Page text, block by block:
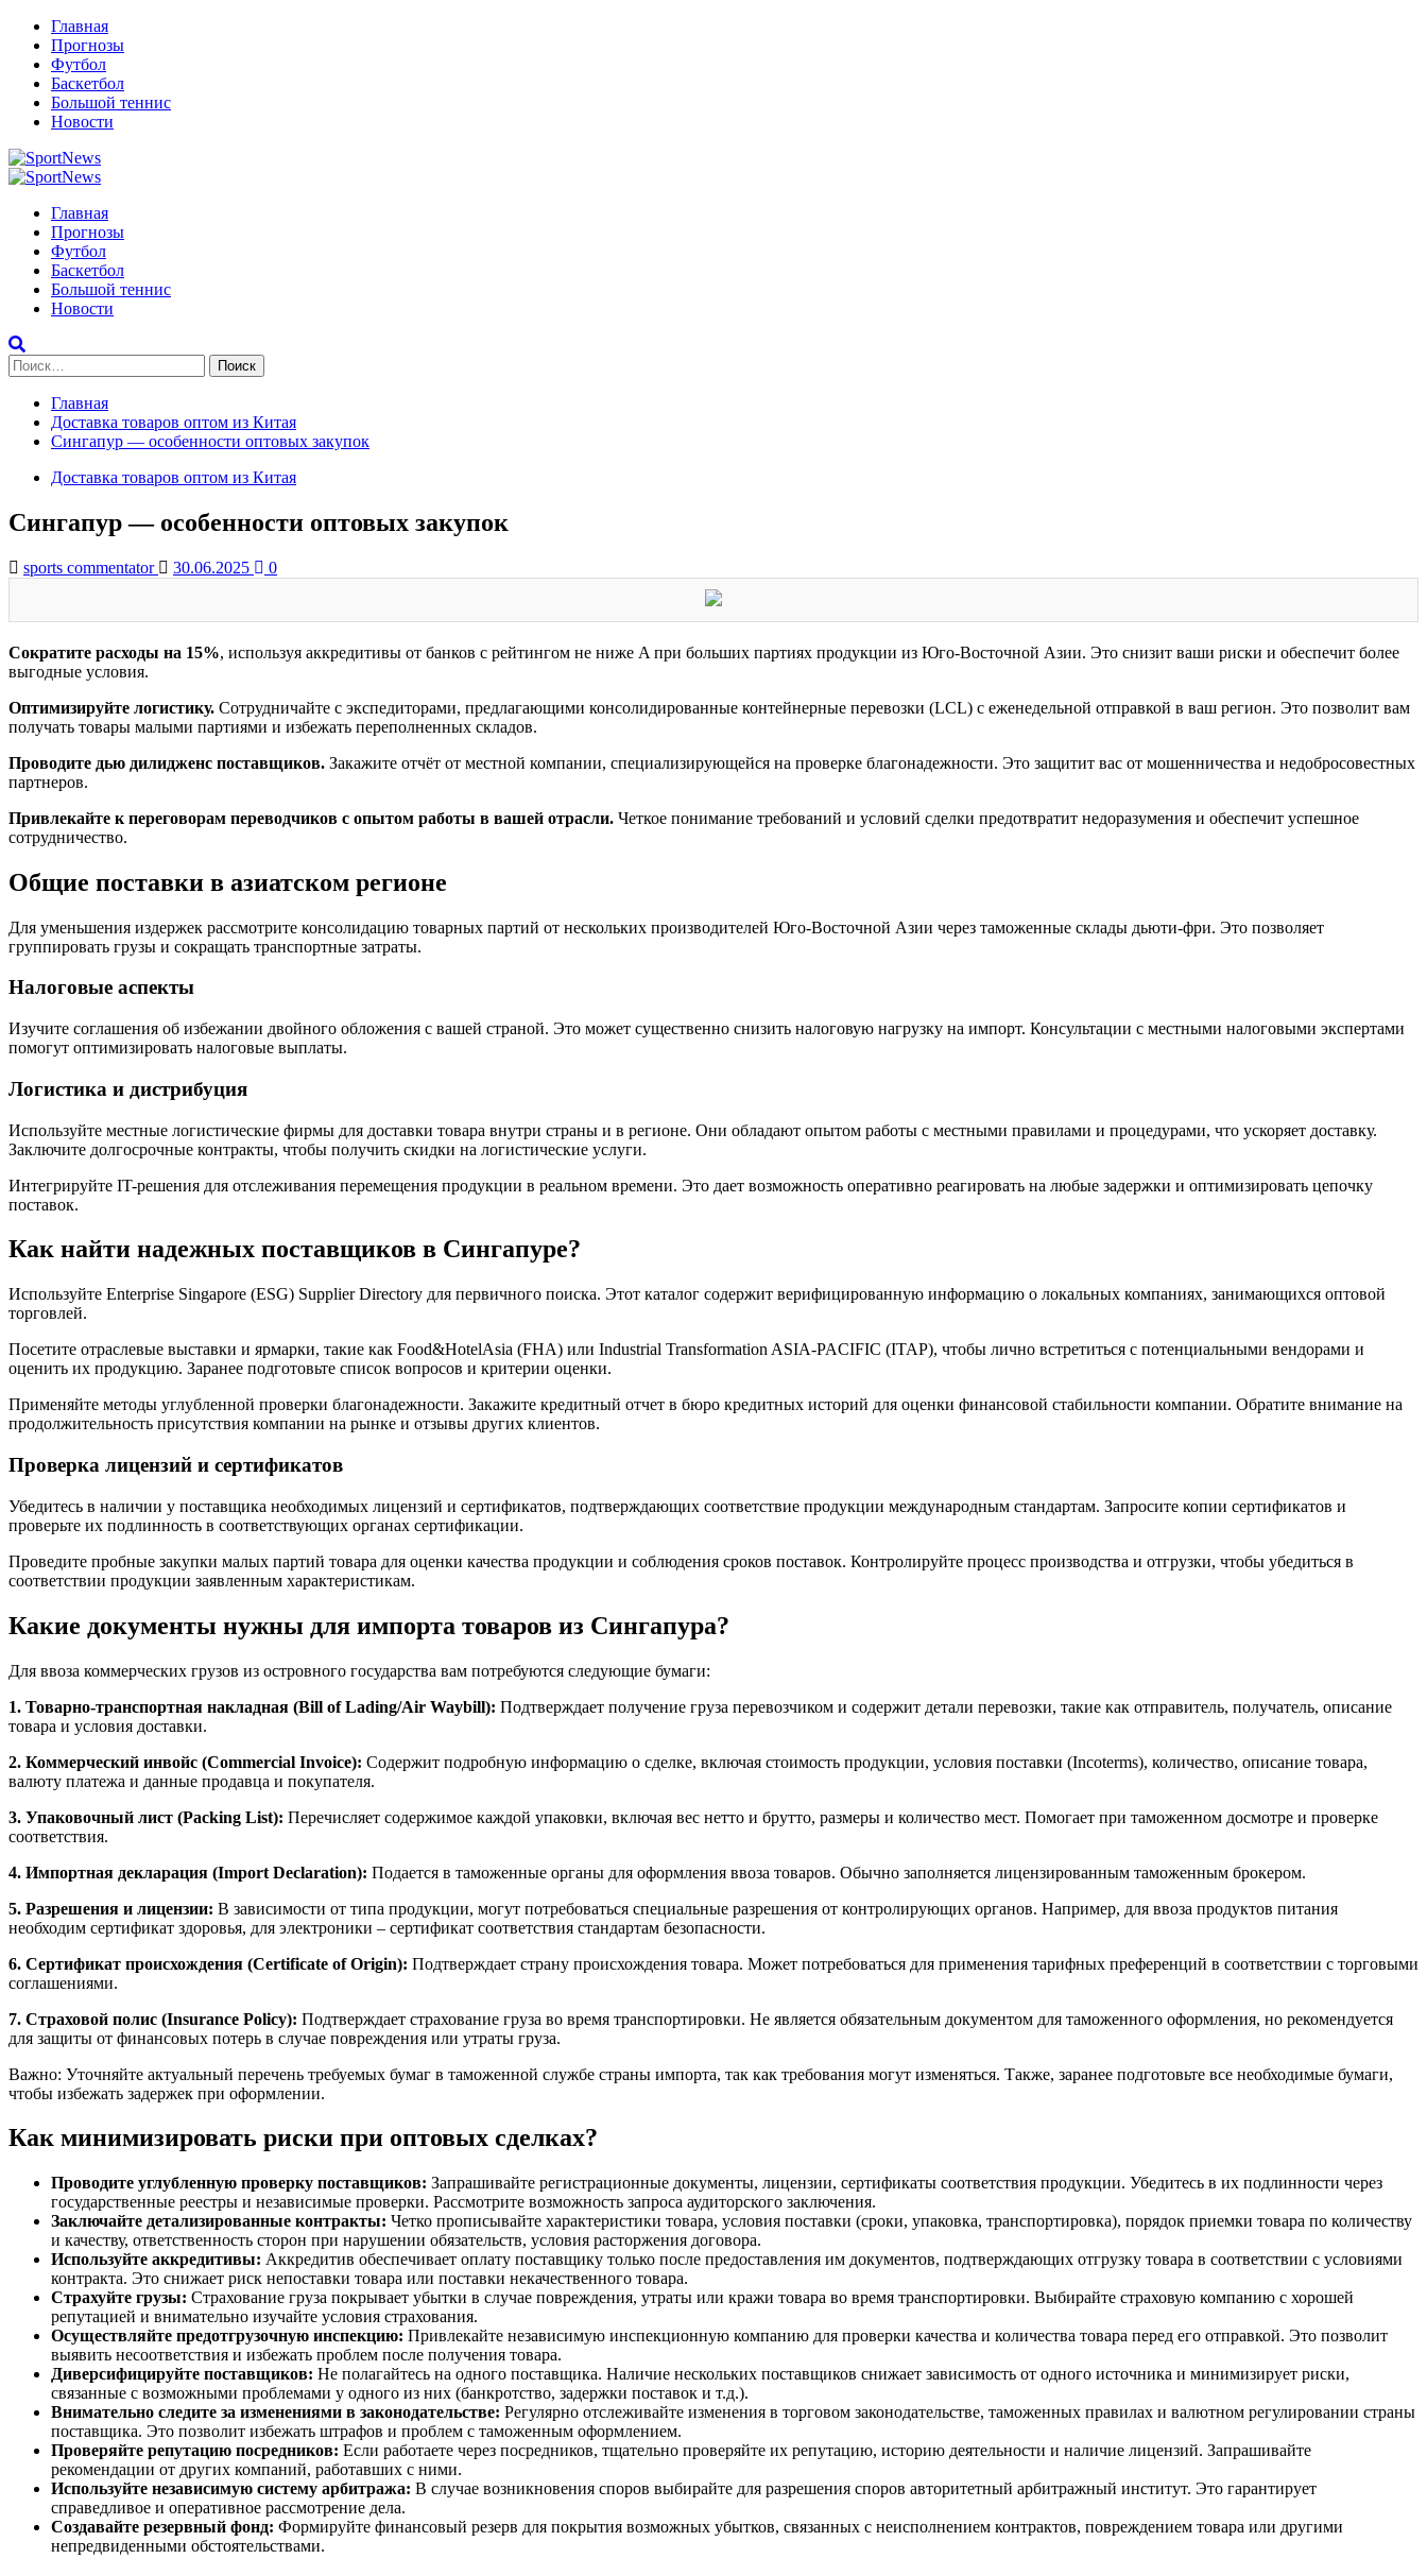
Перейти
содержимому
Главная
Прогнозы
Футбол
Баскетбол
Большой теннис
Новости
Primary
Главная
Прогнозы
Футбол
Баскетбол
Большой теннис
Новости
Найти:
Главная
Доставка товаров оптом из Китая
Сингапур — особенности оптовых закупок
Доставка товаров оптом из Китая
Сингапур — особенности оптовых закупок
sports commentator 30.06.2025 0
Сократите расходы на 15%, используя аккредитивы от банков с рейтингом не ниже A при больших партиях продукции из Юго-Восточной Азии. Это снизит ваши риски и обеспечит более
выгодные условия.
Оптимизируйте логистику. Сотрудничайте с экспедиторами, предлагающими консолидированные контейнерные перевозки (LCL) с еженедельной отправкой в ваш регион. Это позволит вам
получать товары малыми партиями и избежать переполненных складов.
Проводите дью дилидженс поставщиков. Закажите отчёт от местной компании, специализирующейся на проверке благонадежности. Это защитит вас от мошенничества и недобросовестных
партнеров.
Привлекайте к переговорам переводчиков с опытом работы в вашей отрасли. Четкое понимание требований и условий сделки предотвратит недоразумения и обеспечит успешное
сотрудничество.
Общие поставки в азиатском регионе
Для уменьшения издержек рассмотрите консолидацию товарных партий от нескольких производителей Юго-Восточной Азии через таможенные склады дьюти-фри. Это позволяет
группировать грузы и сокращать транспортные затраты.
Налоговые аспекты
Изучите соглашения об избежании двойного обложения с вашей страной. Это может существенно снизить налоговую нагрузку на импорт. Консультации с местными налоговыми экспертами
помогут оптимизировать налоговые выплаты.
Логистика и дистрибуция
Используйте местные логистические фирмы для доставки товара внутри страны и в регионе. Они обладают опытом работы с местными правилами и процедурами, что ускоряет доставку.
Заключите долгосрочные контракты, чтобы получить скидки на логистические услуги.
Интегрируйте IT-решения для отслеживания перемещения продукции в реальном времени. Это дает возможность оперативно реагировать на любые задержки и оптимизировать цепочку
поставок.
Как найти надежных поставщиков в Сингапуре?
Используйте Enterprise Singapore (ESG) Supplier Directory для первичного поиска. Этот каталог содержит верифицированную информацию о локальных компаниях, занимающихся оптовой
торговлей.
Посетите отраслевые выставки и ярмарки, такие как Food&HotelAsia (FHA) или Industrial Transformation ASIA-PACIFIC (ITAP), чтобы лично встретиться с потенциальными вендорами и
оценить их продукцию. Заранее подготовьте список вопросов и критерии оценки.
Применяйте методы углубленной проверки благонадежности. Закажите кредитный отчет в бюро кредитных историй для оценки финансовой стабильности компании. Обратите внимание на
продолжительность присутствия компании на рынке и отзывы других клиентов.
Проверка лицензий и сертификатов
Убедитесь в наличии у поставщика необходимых лицензий и сертификатов, подтверждающих соответствие продукции международным стандартам. Запросите копии сертификатов и
проверьте их подлинность в соответствующих органах сертификации.
Проведите пробные закупки малых партий товара для оценки качества продукции и соблюдения сроков поставок. Контролируйте процесс производства и отгрузки, чтобы убедиться в
соответствии продукции заявленным характеристикам.
Какие документы нужны для импорта товаров из Сингапура?
Для ввоза коммерческих грузов из островного государства вам потребуются следующие бумаги:
1. Товарно-транспортная накладная (Bill of Lading/Air Waybill): Подтверждает получение груза перевозчиком и содержит детали перевозки, такие как отправитель, получатель, описание
товара и условия доставки.
2. Коммерческий инвойс (Commercial Invoice): Содержит подробную информацию о сделке, включая стоимость продукции, условия поставки (Incoterms), количество, описание товара,
валюту платежа и данные продавца и покупателя.
3. Упаковочный лист (Packing List): Перечисляет содержимое каждой упаковки, включая вес нетто и брутто, размеры и количество мест. Помогает при таможенном досмотре и проверке
соответствия.
4. Импортная декларация (Import Declaration): Подается в таможенные органы для оформления ввоза товаров. Обычно заполняется лицензированным таможенным брокером.
5. Разрешения и лицензии: В зависимости от типа продукции, могут потребоваться специальные разрешения от контролирующих органов. Например, для ввоза продуктов питания
необходим сертификат здоровья, для электроники – сертификат соответствия стандартам безопасности.
6. Сертификат происхождения (Certificate of Origin): Подтверждает страну происхождения товара. Может потребоваться для применения тарифных преференций в соответствии с торговыми
соглашениями.
7. Страховой полис (Insurance Policy): Подтверждает страхование груза во время транспортировки. Не является обязательным документом для таможенного оформления, но рекомендуется
для защиты от финансовых потерь в случае повреждения или утраты груза.
Важно: Уточняйте актуальный перечень требуемых бумаг в таможенной службе страны импорта, так как требования могут изменяться. Также, заранее подготовьте все необходимые бумаги,
чтобы избежать задержек при оформлении.
Как минимизировать риски при оптовых сделках?
Проводите углубленную проверку поставщиков: Запрашивайте регистрационные документы, лицензии, сертификаты соответствия продукции. Убедитесь в их подлинности через
государственные реестры и независимые проверки. Рассмотрите возможность запроса аудиторского заключения.
Заключайте детализированные контракты: Четко прописывайте характеристики товара, условия поставки (сроки, упаковка, транспортировка), порядок приемки товара по количеству
и качеству, ответственность сторон при нарушении обязательств, условия расторжения договора.
Используйте аккредитивы: Аккредитив обеспечивает оплату поставщику только после предоставления им документов, подтверждающих отгрузку товара в соответствии с условиями
контракта. Это снижает риск непоставки товара или поставки некачественного товара.
Страхуйте грузы: Страхование груза покрывает убытки в случае повреждения, утраты или кражи товара во время транспортировки. Выбирайте страховую компанию с хорошей
репутацией и внимательно изучайте условия страхования.
Осуществляйте предотгрузочную инспекцию: Привлекайте независимую инспекционную компанию для проверки качества и количества товара перед его отправкой. Это позволит
выявить несоответствия и избежать проблем после получения товара.
Диверсифицируйте поставщиков: Не полагайтесь на одного поставщика. Наличие нескольких поставщиков снижает зависимость от одного источника и минимизирует риски,
связанные с возможными проблемами у одного из них (банкротство, задержки поставок и т.д.).
Внимательно следите за изменениями в законодательстве: Регулярно отслеживайте изменения в торговом законодательстве, таможенных правилах и валютном регулировании страны
поставщика. Это позволит избежать штрафов и проблем с таможенным оформлением.
Проверяйте репутацию посредников: Если работаете через посредников, тщательно проверяйте их репутацию, историю деятельности и наличие лицензий. Запрашивайте
рекомендации от других компаний, работавших с ними.
Используйте независимую систему арбитража: В случае возникновения споров выбирайте для разрешения споров авторитетный арбитражный институт. Это гарантирует
справедливое и оперативное рассмотрение дела.
Создавайте резервный фонд: Формируйте финансовый резерв для покрытия возможных убытков, связанных с неисполнением контрактов, повреждением товара или другими
непредвиденными обстоятельствами.